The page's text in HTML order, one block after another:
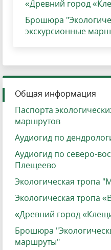
«Древний город
Брошюра
экскурсионные
Общая информация
Паспорта
маршрутов
Аудиогид по
Аудиогид по северо-
Плещеево
Экологическая тропа
Экологическая тропа
«Древний город
Брошюра
маршруты"